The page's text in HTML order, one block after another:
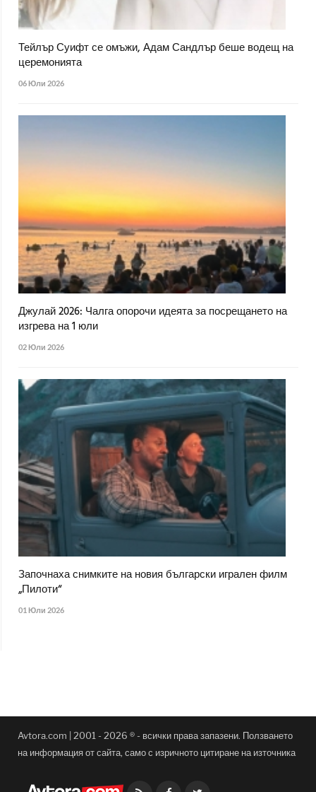
Тейлър Суифт се омъжи, Адам Сандлър беше водещ на
церемонията
06 Юли 2026
Джулай 2026: Чалга опорочи идеята за посрещането на
изгрева на 1 юли
02 Юли 2026
Започнаха снимките на новия български игрален филм
„Пилоти“
01 Юли 2026
Avtora.com | 2001 - 2026 ® - всички права запазени. Ползването
на информация от сайта, само с изричното цитиране на източника